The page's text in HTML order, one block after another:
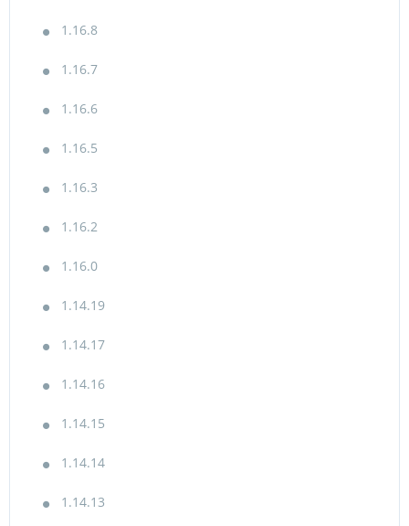
1.16.8
1.16.7
1.16.6
1.16.5
1.16.3
1.16.2
1.16.0
1.14.19
1.14.17
1.14.16
1.14.15
1.14.14
1.14.13